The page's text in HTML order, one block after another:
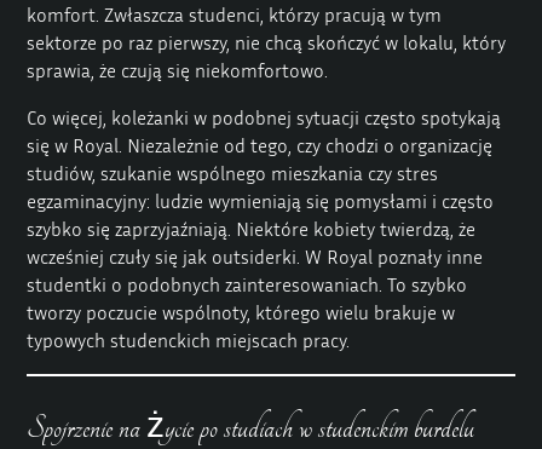
komfort. Zwłaszcza studenci, którzy pracują w tym
sektorze po raz pierwszy, nie chcą skończyć w lokalu, który
sprawia, że czują się niekomfortowo.
Co więcej, koleżanki w podobnej sytuacji często spotykają
się w Royal. Niezależnie od tego, czy chodzi o organizację
studiów, szukanie wspólnego mieszkania czy stres
egzaminacyjny: ludzie wymieniają się pomysłami i często
szybko się zaprzyjaźniają. Niektóre kobiety twierdzą, że
wcześniej czuły się jak outsiderki. W Royal poznały inne
studentki o podobnych zainteresowaniach. To szybko
tworzy poczucie wspólnoty, którego wielu brakuje w
typowych studenckich miejscach pracy.
Spojrzenie na życie po studiach w studenckim burdelu